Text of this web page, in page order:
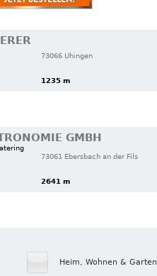
73066 Uhingen
1235 m
GMBH
73061 Ebersbach an der Fils
2641 m
Heim, Wohnen & Garten